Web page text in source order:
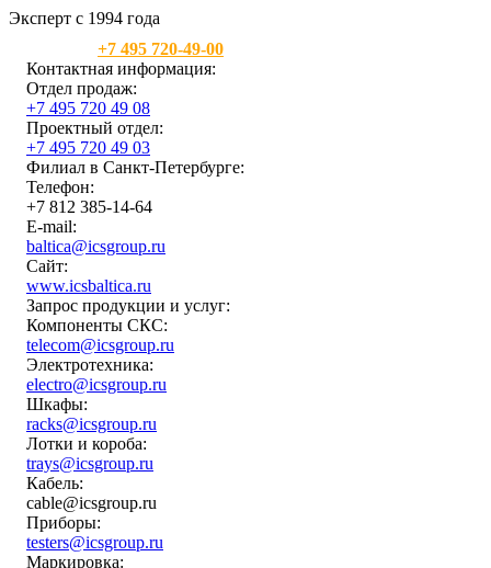
Эксперт с 1994 года
+7 495 720-49-00
Контактная информация:
Отдел продаж:
+7 495 720 49 08
Проектный отдел:
+7 495 720 49 03
Филиал в Санкт-Петербурге:
Телефон:
+7 812 385-14-64
E-mail:
baltica@icsgroup.ru
Сайт:
www.icsbaltica.ru
Запрос продукции и услуг:
Компоненты СКС:
telecom@icsgroup.ru
Электротехника:
electro@icsgroup.ru
Шкафы:
racks@icsgroup.ru
Лотки и короба:
trays@icsgroup.ru
Кабель:
cable@icsgroup.ru
Приборы:
testers@icsgroup.ru
Маркировка: